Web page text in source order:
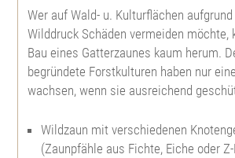
Gedicht "Aus dem Walde"
Qualitätsgrundlagen
Nadelgehölze
Amerikanische Silbertanne
Laubgehölze
Weihnachtsbäume
Jungpflanzen
Dienstleistungen
Kulturflächenvorbereitung
Aufforstungen u. Pflanzarbeiten
GaLa-Bau
Wer auf Wald- u. Kulturflächen
Wilddruck Schäden vermeiden möchte,
Bau eines Gatterzaunes kaum herum.
begründete Forstkulturen haben nur
wachsen, wenn sie ausreichend
Wildzaun mit verschiedenen
(Zaunpfähle aus Fichte, Eiche oder